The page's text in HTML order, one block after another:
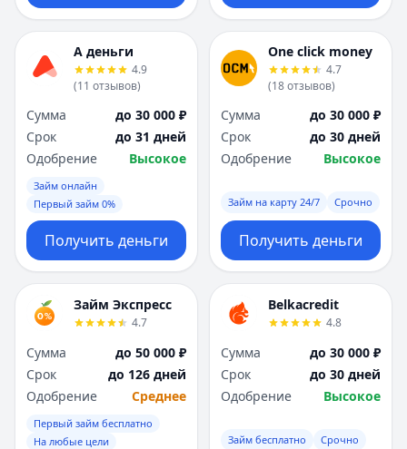
А деньги
4.9
(11 отзывов)
Сумма
до 30 000 ₽
Срок
до 31 дней
Одобрение
Высокое
Займ онлайн
Первый займ 0%
Получить деньги
One click money
4.7
(18отзывов)
Сумма
до 30 000 ₽
Срок
до 30 дней
Одобрение
Высокое
Займ на карту 24/7 Срочно
Получить деньги
Займ Экспресс
4.7
Сумма
до 50 000 ₽
Срок
до 126 дней
Одобрение
Среднее
Первый займ бесплатно
На любые цели
Belkacredit
4.8
Сумма
до 30 000 ₽
Срок
до 30 дней
Одобрение
Высокое
Займ бесплатно Срочно